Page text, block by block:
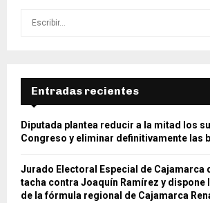
f
r
Entradas recientes
Diputada plantea reducir a la mitad los
Congreso y eliminar definitivamente las
Jurado Electoral Especial de Cajamarca
tacha contra Joaquín Ramírez y dispone
de la fórmula regional de Cajamarca